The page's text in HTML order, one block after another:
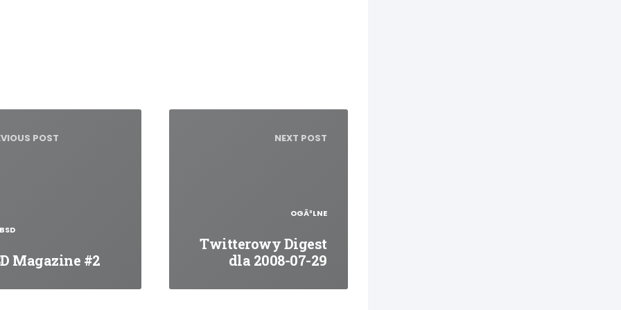
POST
Magazine #2
NEXT POST
OGÃ³LNE
Twitterowy Digest
dla 2008-07-29